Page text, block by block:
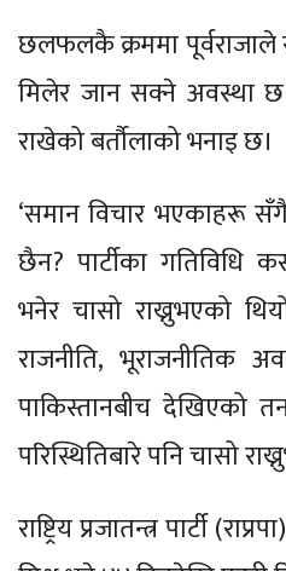
छलफलकै क्रममा
मिलेर जान सक्ने अवस्था
राखेको बर्तौलाको भनाइ छ।
‘समान विचार भएकाहरू
छैन? पार्टीका गतिविधि
भनेर चासो राख्नुभएको
राजनीति, भूराजनीतिक
पाकिस्तानबीच देखिएको
परिस्थितिबारे पनि चासो
राष्ट्रिय प्रजातन्त्र पार्टी